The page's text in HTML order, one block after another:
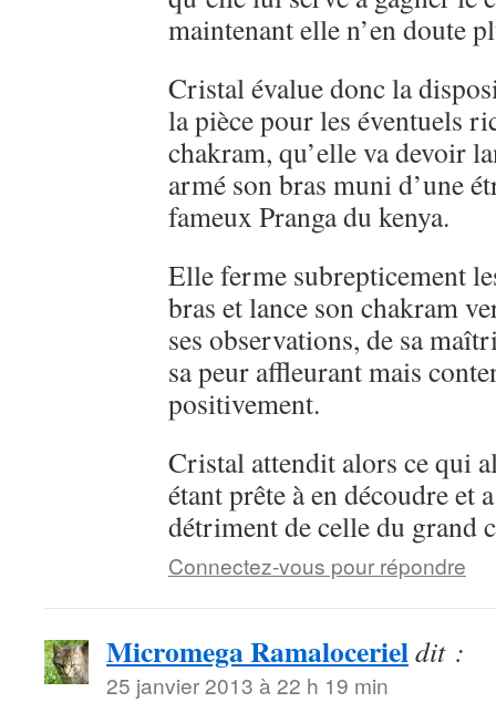
maintenant elle n’en doute
Cristal évalue donc la
la pièce pour les éventuels
chakram, qu’elle va devoir
armé son bras muni d’une
fameux Pranga du kenya.
Elle ferme subrepticement
bras et lance son chakram
ses observations, de sa
sa peur affleurant mais
positivement.
Cristal attendit alors ce qui
étant prête à en découdre et
détriment de celle du grand
Connectez-vous pour répondre
Micromega Ramalocerieldit :
25 janvier 2013 à 22 h 19 min